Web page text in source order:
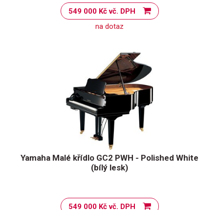
549 000 Kč vč. DPH
na dotaz
Yamaha Malé křídlo GC2 PWH - Polished White
(bílý lesk)
549 000 Kč vč. DPH